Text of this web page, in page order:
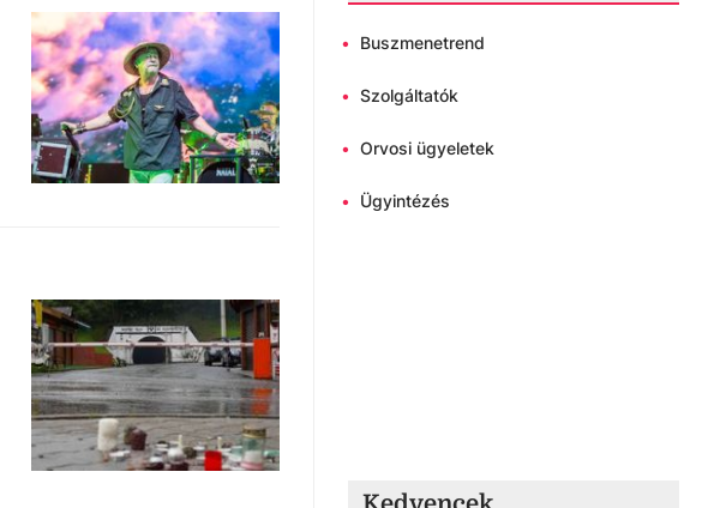
• Buszmenetrend
• Szolgáltatók
• Orvosi ügyeletek
• Ügyintézés